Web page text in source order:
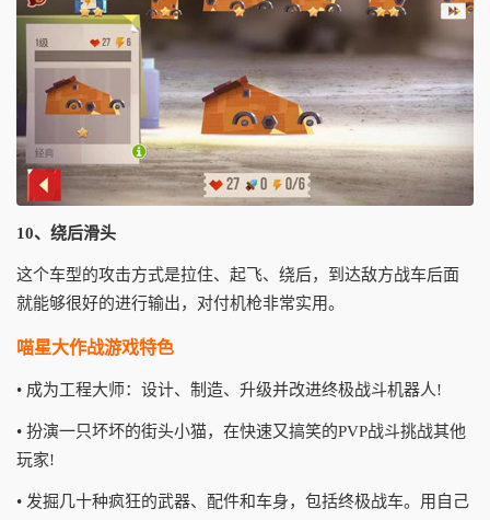
10、绕后滑头
这个车型的攻击方式是拉住、起飞、绕后，到达敌方战车后面
就能够很好的进行输出，对付机枪非常实用。
喵星大作战游戏特色
• 成为工程大师：设计、制造、升级并改进终极战斗机器人!
• 扮演一只坏坏的街头小猫，在快速又搞笑的PVP战斗挑战其他
玩家!
• 发掘几十种疯狂的武器、配件和车身，包括终极战车。用自己